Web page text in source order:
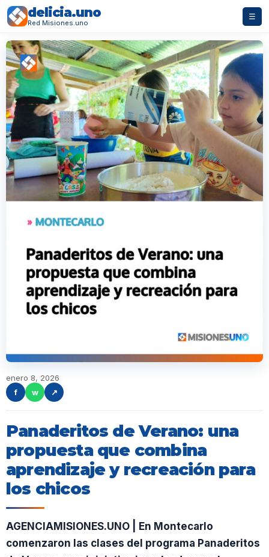
delicia.uno
Red Misiones.uno
☰
enero 8, 2026
f
w ↗
Panaderitos de Verano: una
propuesta que combina
aprendizaje y recreación para
los chicos
AGENCIAMISIONES.UNO | En Montecarlo
comenzaron las clases del programa Panaderitos